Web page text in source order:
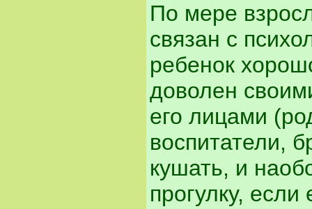
По мере
связан с
ребенок
доволен
его лицами
воспитатели,
кушать, и
прогулку,